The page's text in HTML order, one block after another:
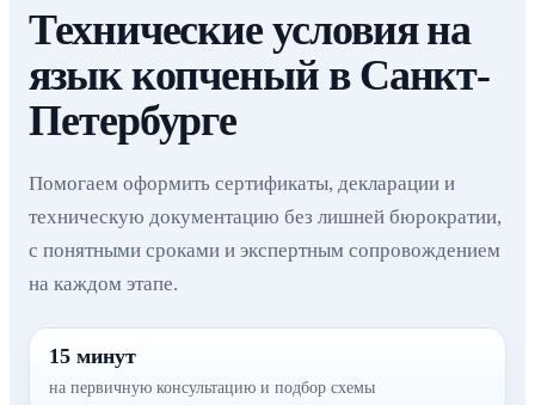
Технические условия на
язык копченый в Санкт-
Петербурге
Помогаем оформить сертификаты, декларации и
техническую документацию без лишней бюрократии,
с понятными сроками и экспертным сопровождением
на каждом этапе.
15 минут
на первичную консультацию и подбор схемы